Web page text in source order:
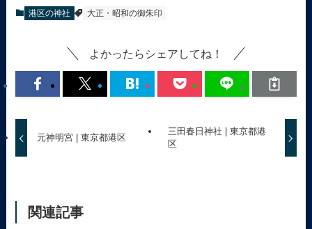
港区の神社 大正・昭和の御朱印
よかったらシェアしてね！
元神明宮 | 東京都港区
三田春日神社 | 東京都港
区
関連記事